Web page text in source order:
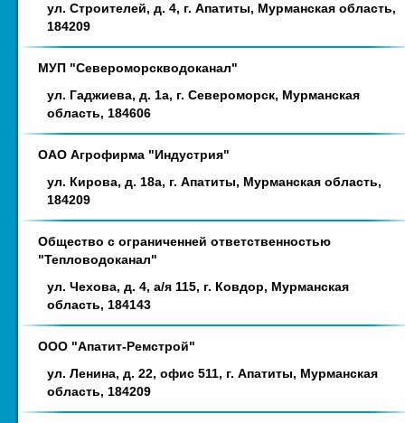
ул. Строителей, д. 4, г. Апатиты, Мурманская область,
184209
МУП "Североморскводоканал"
ул. Гаджиева, д. 1а, г. Североморск, Мурманская
область, 184606
ОАО Агрофирма "Индустрия"
ул. Кирова, д. 18а, г. Апатиты, Мурманская область,
184209
Общество с ограниченней ответственностью
"Тепловодоканал"
ул. Чехова, д. 4, а/я 115, г. Ковдор, Мурманская
область, 184143
ООО "Апатит-Ремстрой"
ул. Ленина, д. 22, офис 511, г. Апатиты, Мурманская
область, 184209